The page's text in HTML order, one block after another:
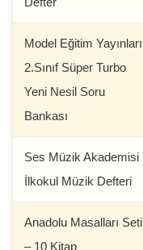
Model Eğitim Yayınları
2.Sınıf Süper Turbo
Yeni Nesil Soru
Bankası
Ses Müzik Akademisi
İlkokul Müzik Defteri
Anadolu Masalları Seti
– 10 Kitap